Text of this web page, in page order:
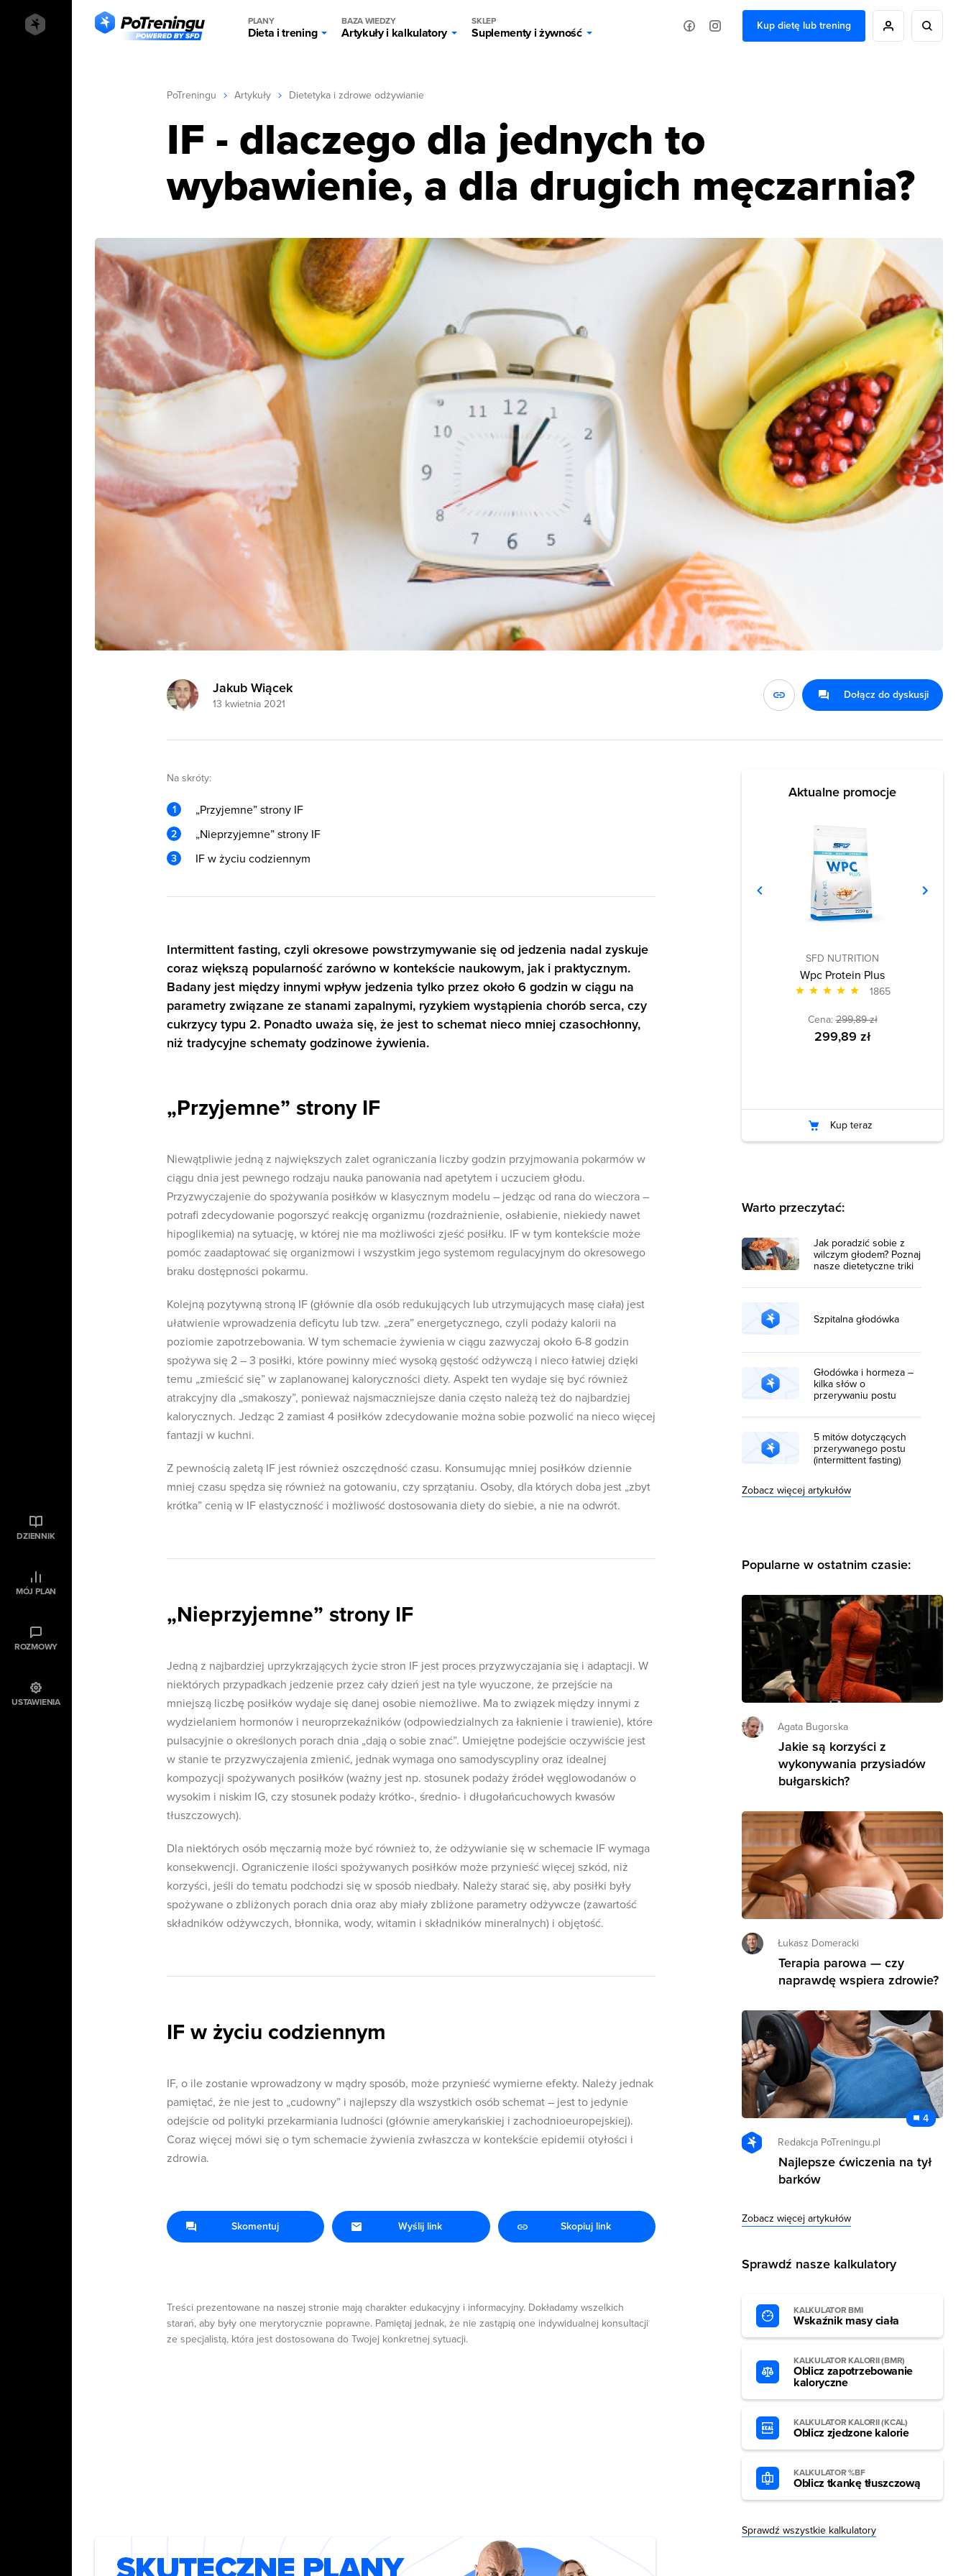
PLANY
Dieta i trening
BAZA WIEDZY
Artykuły i kalkulatory
SKLEP
Suplementy i żywność
Kup dietę lub trening
DZIENNIK
MÓJ PLAN
ROZMOWY
USTAWIENIA
PoTreningu Artykuły Dietetyka i zdrowe odżywianie
IF - dlaczego dla jednych to
wybawienie, a dla drugich męczarnia?
Jakub Wiącek
13 kwietnia 2021
Dołącz do dyskusji
Na skróty:
„Przyjemne” strony IF
„Nieprzyjemne” strony IF
IF w życiu codziennym
Intermittent fasting, czyli okresowe powstrzymywanie się od jedzenia nadal zyskuje
coraz większą popularność zarówno w kontekście naukowym, jak i praktycznym.
Badany jest między innymi wpływ jedzenia tylko przez około 6 godzin w ciągu na
parametry związane ze stanami zapalnymi, ryzykiem wystąpienia chorób serca, czy
cukrzycy typu 2. Ponadto uważa się, że jest to schemat nieco mniej czasochłonny,
niż tradycyjne schematy godzinowe żywienia.
„Przyjemne” strony IF
Niewątpliwie jedną z największych zalet ograniczania liczby godzin przyjmowania pokarmów w
ciągu dnia jest pewnego rodzaju nauka panowania nad apetytem i uczuciem głodu.
Przyzwyczajenie do spożywania posiłków w klasycznym modelu – jedząc od rana do wieczora –
potrafi zdecydowanie pogorszyć reakcję organizmu (rozdrażnienie, osłabienie, niekiedy nawet
hipoglikemia) na sytuację, w której nie ma możliwości zjeść posiłku. IF w tym kontekście może
pomóc zaadaptować się organizmowi i wszystkim jego systemom regulacyjnym do okresowego
braku dostępności pokarmu.
Kolejną pozytywną stroną IF (głównie dla osób redukujących lub utrzymujących masę ciała) jest
ułatwienie wprowadzenia deficytu lub tzw. „zera” energetycznego, czyli podaży kalorii na
poziomie zapotrzebowania. W tym schemacie żywienia w ciągu zazwyczaj około 6-8 godzin
spożywa się 2 – 3 posiłki, które powinny mieć wysoką gęstość odżywczą i nieco łatwiej dzięki
temu „zmieścić się” w zaplanowanej kaloryczności diety. Aspekt ten wydaje się być również
atrakcyjny dla „smakoszy”, ponieważ najsmaczniejsze dania często należą też do najbardziej
kalorycznych. Jedząc 2 zamiast 4 posiłków zdecydowanie można sobie pozwolić na nieco więcej
fantazji w kuchni.
Z pewnością zaletą IF jest również oszczędność czasu. Konsumując mniej posiłków dziennie
mniej czasu spędza się również na gotowaniu, czy sprzątaniu. Osoby, dla których doba jest „zbyt
krótka” cenią w IF elastyczność i możliwość dostosowania diety do siebie, a nie na odwrót.
„Nieprzyjemne” strony IF
Jedną z najbardziej uprzykrzających życie stron IF jest proces przyzwyczajania się i adaptacji. W
niektórych przypadkach jedzenie przez cały dzień jest na tyle wyuczone, że przejście na
mniejszą liczbę posiłków wydaje się danej osobie niemożliwe. Ma to związek między innymi z
wydzielaniem hormonów i neuroprzekaźników (odpowiedzialnych za łaknienie i trawienie), które
pulsacyjnie o określonych porach dnia „dają o sobie znać”. Umiejętne podejście oczywiście jest
w stanie te przyzwyczajenia zmienić, jednak wymaga ono samodyscypliny oraz idealnej
kompozycji spożywanych posiłków (ważny jest np. stosunek podaży źródeł węglowodanów o
wysokim i niskim IG, czy stosunek podaży krótko-, średnio- i długołańcuchowych kwasów
tłuszczowych).
Dla niektórych osób męczarnią może być również to, że odżywianie się w schemacie IF wymaga
konsekwencji. Ograniczenie ilości spożywanych posiłków może przynieść więcej szkód, niż
korzyści, jeśli do tematu podchodzi się w sposób niedbały. Należy starać się, aby posiłki były
spożywane o zbliżonych porach dnia oraz aby miały zbliżone parametry odżywcze (zawartość
składników odżywczych, błonnika, wody, witamin i składników mineralnych) i objętość.
IF w życiu codziennym
IF, o ile zostanie wprowadzony w mądry sposób, może przynieść wymierne efekty. Należy jednak
pamiętać, że nie jest to „cudowny” i najlepszy dla wszystkich osób schemat – jest to jedynie
odejście od polityki przekarmiania ludności (głównie amerykańskiej i zachodnioeuropejskiej).
Coraz więcej mówi się o tym schemacie żywienia zwłaszcza w kontekście epidemii otyłości i
zdrowia.
Treści prezentowane na naszej stronie mają charakter edukacyjny i informacyjny. Dokładamy wszelkich
starań, aby były one merytorycznie poprawne. Pamiętaj jednak, że nie zastąpią one indywidualnej konsultacji
ze specjalistą, która jest dostosowana do Twojej konkretnej sytuacji.
Skomentuj Wyślij link Skopiuj link
Aktualne promocje
SFD NUTRITION
Wpc Protein Plus
1865
Cena:299,89 zł
299,89 zł
Kup teraz
Warto przeczytać:
Jak poradzić sobie z
wilczym głodem? Poznaj
nasze dietetyczne triki
Szpitalna głodówka
Głodówka i hormeza –
kilka słów o
przerywaniu postu
5 mitów dotyczących
przerywanego postu
(intermittent fasting)
Zobacz więcej artykułów
Popularne w ostatnim czasie:
Agata Bugorska
Jakie są korzyści z
wykonywania przysiadów
bułgarskich?
Łukasz Domeracki
Terapia parowa — czy
naprawdę wspiera zdrowie?
4
Redakcja PoTreningu.pl
Najlepsze ćwiczenia na tył
barków
Zobacz więcej artykułów
Sprawdź nasze kalkulatory
KALKULATOR BMI
Wskaźnik masy ciała
KALKULATOR KALORII (BMR)
Oblicz zapotrzebowanie
kaloryczne
KALKULATOR KALORII (KCAL)
Oblicz zjedzone kalorie
KALKULATOR %BF
Oblicz tkankę tłuszczową
Sprawdź wszystkie kalkulatory